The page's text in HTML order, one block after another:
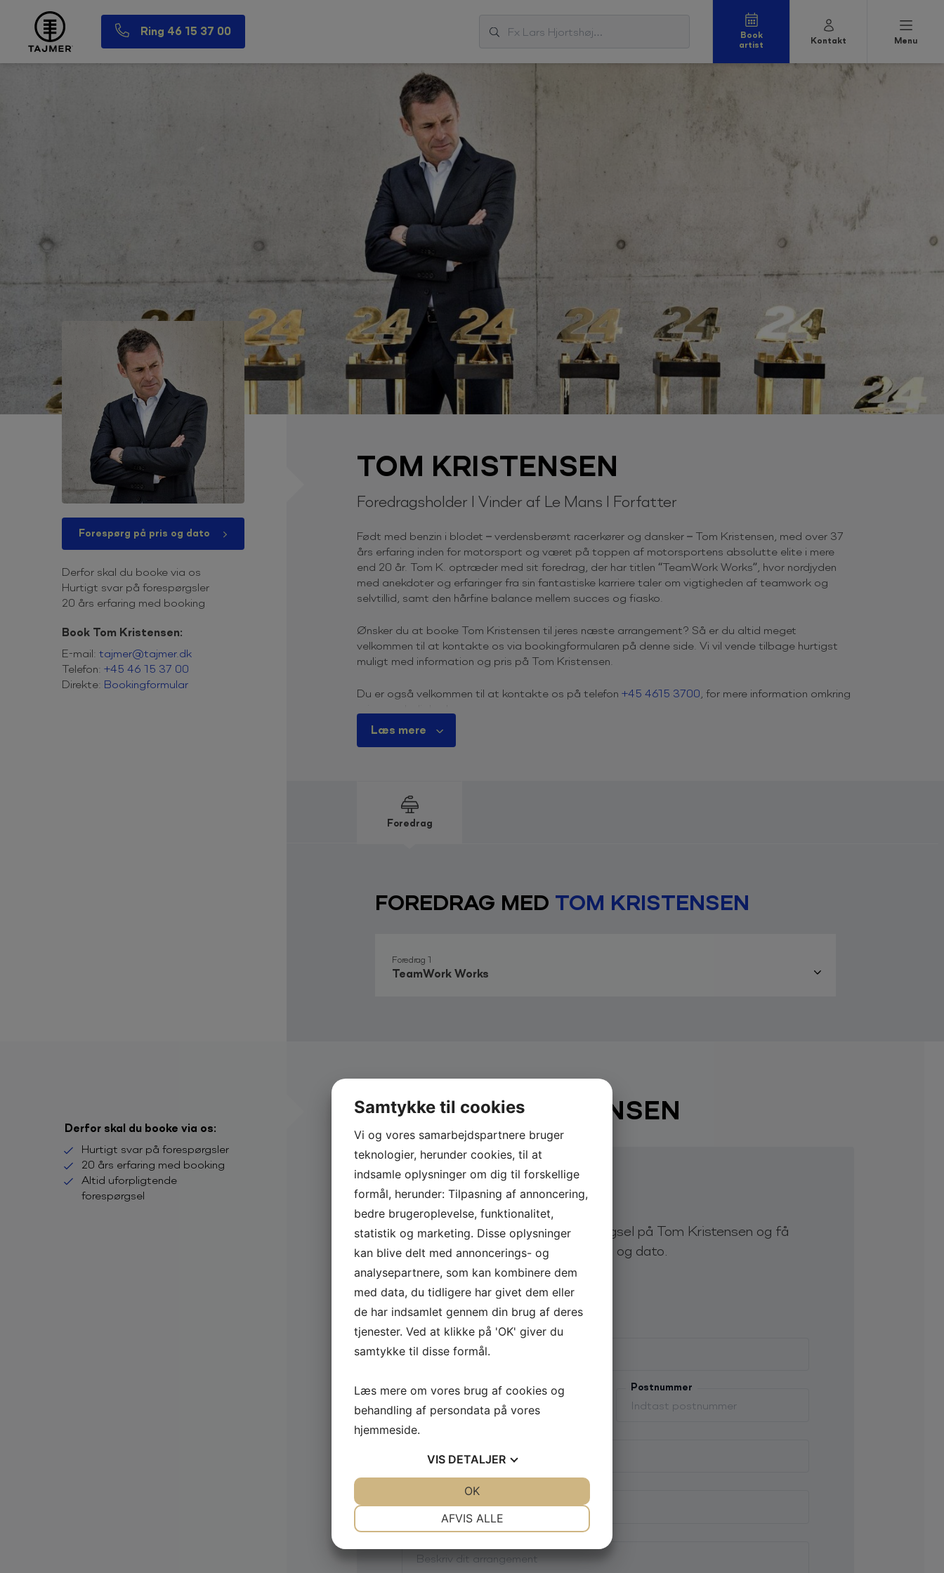
Ring 46 15 37 00
Book
artist
Kontakt Menu
Forespørg på pris og dato
Derfor skal du booke via os
Hurtigt svar på forespørgsler
20 års erfaring med booking
Book Tom Kristensen:
E-mail: tajmer@tajmer.dk
Telefon: +45 46 15 37 00
Direkte: Bookingformular
TOM KRISTENSEN
Foredragsholder l Vinder af Le Mans l Forfatter
Født med benzin i blodet – verdensberømt racerkører og dansker – Tom Kristensen, med over 37
års erfaring inden for motorsport og været på toppen af motorsportens absolutte elite i mere
end 20 år. Tom K. optræder med sit foredrag, der har titlen “TeamWork Works”, hvor nordjyden
med anekdoter og erfaringer fra sin fantastiske karriere taler om vigtigheden af teamwork og
selvtillid, samt den hårfine balance mellem succes og fiasko.
Ønsker du at booke Tom Kristensen til jeres næste arrangement? Så er du altid meget
velkommen til at kontakte os via bookingformularen på denne side. Vi vil vende tilbage hurtigst
muligt med information og pris på Tom Kristensen.
Du er også velkommen til at kontakte os på telefon +45 4615 3700 , for mere information omkring
Derfor skal du booke Tom Kristensen
hvad der rør sig inden for motorsport og står også bag et par bøger om sin store succes.
We are the Champions (2005) Finsen
Læs mere
Foredrag
FOREDRAG MED TOM KRISTENSEN
Foredrag 1
TeamWork Works
BOOKTOM KRISTENSEN
Send din forespørgsel
Send os en uforpligtende forespørgsel på Tom Kristensen og få
lynhurtigt svar på eksempelvis pris og dato.
Vælg arrangementstype *
Firma
Privat
Firmanavn
Navn Postnummer
E-mail
Derfor skal du booke via os:
Hurtigt svar på forespørgsler
20 års erfaring med booking
Altid uforpligtende
forespørgsel
Samtykke til cookies
Vi og vores samarbejdspartnere bruger
teknologier, herunder cookies, til at
indsamle oplysninger om dig til forskellige
formål, herunder: Tilpasning af annoncering,
bedre brugeroplevelse, funktionalitet,
statistik og marketing. Disse oplysninger
kan blive delt med annoncerings- og
analysepartnere, som kan kombinere dem
med data, du tidligere har givet dem eller
de har indsamlet gennem din brug af deres
tjenester. Ved at klikke på 'OK' giver du
samtykke til disse formål.
Læs mere om vores brug af cookies og
behandling af persondata på vores
hjemmeside.
VIS DETALJER
MARKETING STATISTIK
AFVIS ALLE
OK